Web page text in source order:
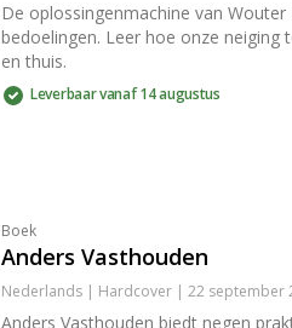
De oplossingenmachine van
bedoelingen. Leer hoe onze
en thuis.
Leverbaar vanaf 14 augustus
Boek
Anders Vasthouden
Nederlands | Hardcover | 22 september
Anders Vasthouden biedt negen